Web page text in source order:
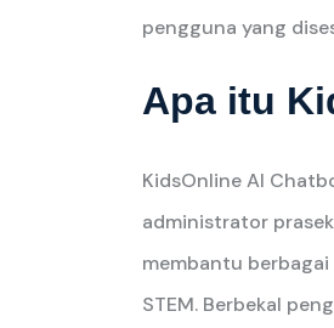
pengguna yang
Apa itu
KidsOnline AI
administrator
membantu
STEM. Berbekal